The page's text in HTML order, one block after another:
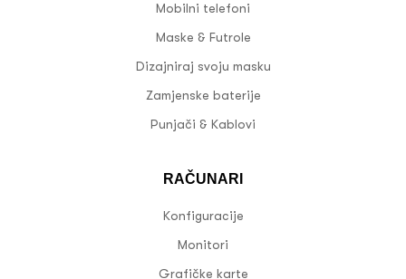
Mobilni telefoni
Maske & Futrole
Dizajniraj svoju masku
Zamjenske baterije
Punjači & Kablovi
RAČUNARI
Konfiguracije
Monitori
Grafičke karte